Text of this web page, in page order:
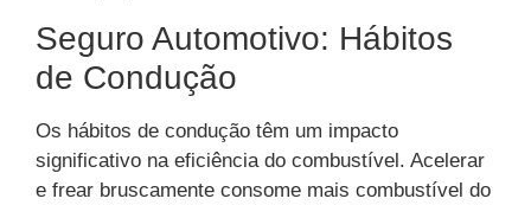
Seguro Automotivo: Hábitos
de Condução
Os hábitos de condução têm um impacto
significativo na eficiência do combustível. Acelerar
e frear bruscamente consome mais combustível do